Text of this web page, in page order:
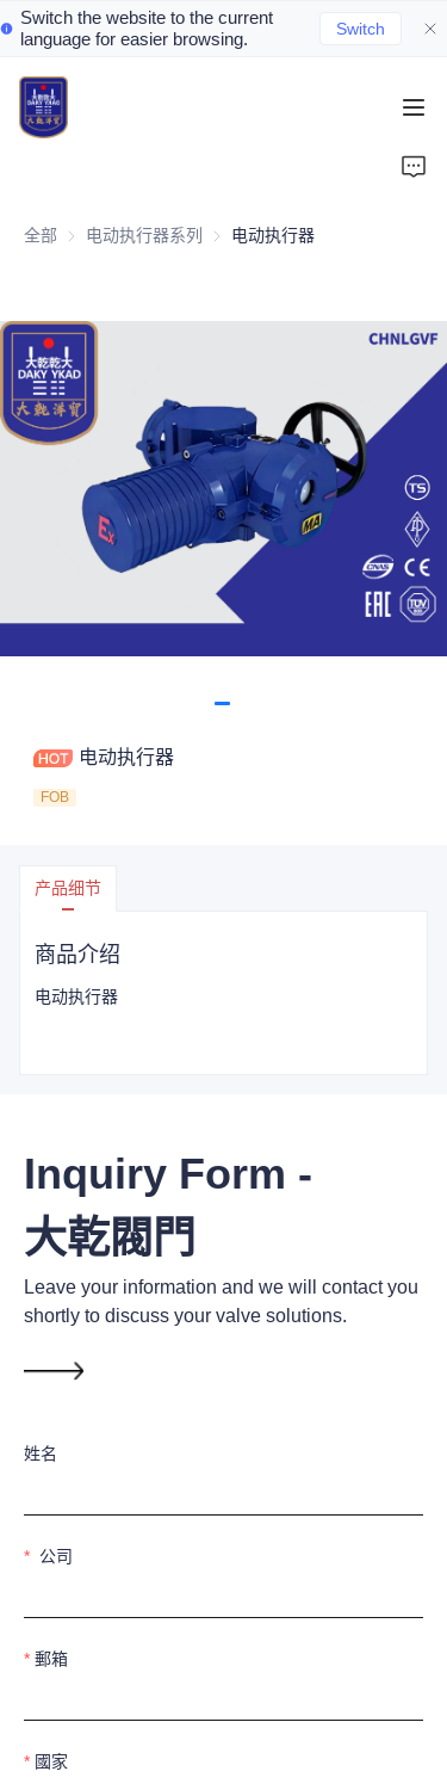
Switch the website to the current
language for easier browsing.
Switch
全部 电动执行器系列 电动执行器系列
电动执行器
电动执行器
FOB
产品细节
商品介绍
电动执行器
Inquiry Form -
大乾閥門
姓名
公司
郵箱
國家
Leave your information and we will contact you
shortly to discuss your valve solutions.
Home
Valve Products
Valve News
Contact Us